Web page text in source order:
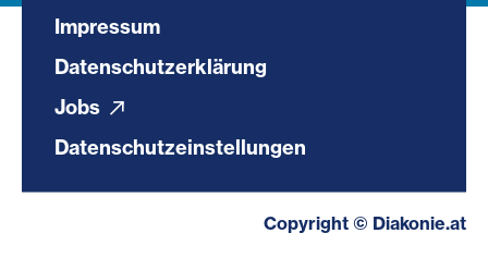
Impressum
Datenschutzerklärung
Jobs
Datenschutzeinstellungen
Copyright © Diakonie.at